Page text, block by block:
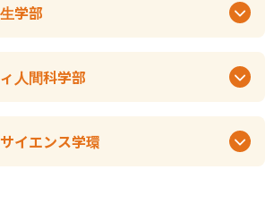
学部
人間科学部
イエンス学環